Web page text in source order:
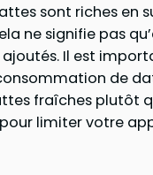
sont riches en
ne signifie pas
ajoutés. Il est
de
fraîches plutôt
limiter votre